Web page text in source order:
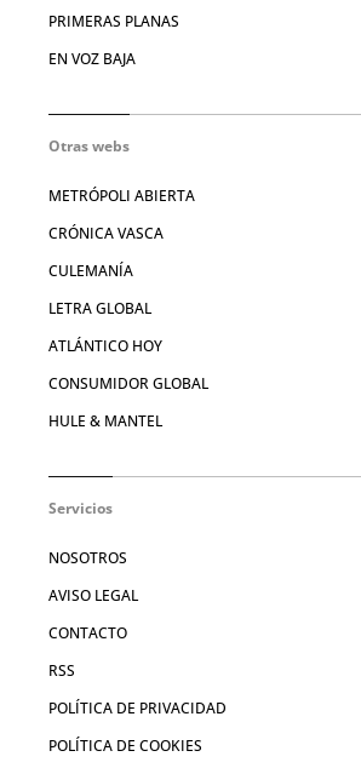
PRIMERAS PLANAS
EN VOZ BAJA
Otras webs
METRÓPOLI ABIERTA
CRÓNICA VASCA
CULEMANÍA
LETRA GLOBAL
ATLÁNTICO HOY
CONSUMIDOR GLOBAL
HULE & MANTEL
Servicios
NOSOTROS
AVISO LEGAL
CONTACTO
RSS
POLÍTICA DE PRIVACIDAD
POLÍTICA DE COOKIES